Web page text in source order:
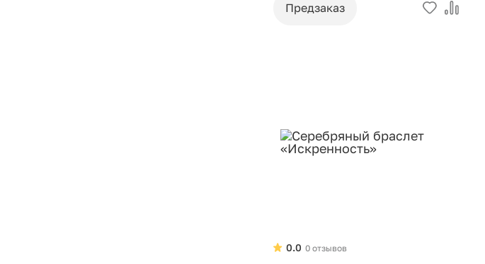
Предзаказ
0 отзывов
0.0